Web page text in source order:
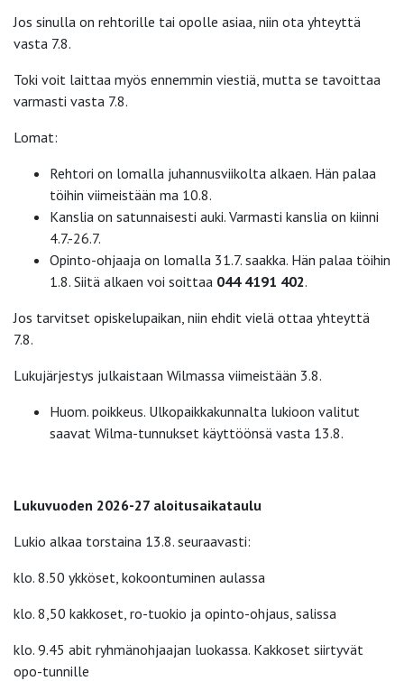
Jos sinulla on rehtorille tai opolle asiaa, niin ota yhteyttä
vasta 7.8.
Toki voit laittaa myös ennemmin viestiä, mutta se tavoittaa
varmasti vasta 7.8.
Lomat:
Rehtori on lomalla juhannusviikolta alkaen. Hän palaa
töihin viimeistään ma 10.8.
Kanslia on satunnaisesti auki. Varmasti kanslia on kiinni
4.7.-26.7.
Opinto-ohjaaja on lomalla 31.7. saakka. Hän palaa töihin
1.8. Siitä alkaen voi soittaa 044 4191 402.
Jos tarvitset opiskelupaikan, niin ehdit vielä ottaa yhteyttä
7.8.
Lukujärjestys julkaistaan Wilmassa viimeistään 3.8.
Huom. poikkeus. Ulkopaikkakunnalta lukioon valitut
saavat Wilma-tunnukset käyttöönsä vasta 13.8.
Lukuvuoden 2026-27 aloitusaikataulu
Lukio alkaa torstaina 13.8. seuraavasti:
klo. 8.50 ykköset, kokoontuminen aulassa
klo. 8,50 kakkoset, ro-tuokio ja opinto-ohjaus, salissa
klo. 9.45 abit ryhmänohjaajan luokassa. Kakkoset siirtyvät
opo-tunnille